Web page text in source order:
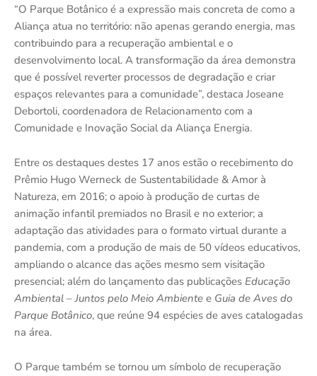
“O Parque Botânico é a expressão mais concreta de como a
Aliança atua no território: não apenas gerando energia, mas
contribuindo para a recuperação ambiental e o
desenvolvimento local. A transformação da área demonstra
que é possível reverter processos de degradação e criar
espaços relevantes para a comunidade”, destaca Joseane
Debortoli, coordenadora de Relacionamento com a
Comunidade e Inovação Social da Aliança Energia.
Entre os destaques destes 17 anos estão o recebimento do
Prêmio Hugo Werneck de Sustentabilidade & Amor à
Natureza, em 2016; o apoio à produção de curtas de
animação infantil premiados no Brasil e no exterior; a
adaptação das atividades para o formato virtual durante a
pandemia, com a produção de mais de 50 vídeos educativos,
ampliando o alcance das ações mesmo sem visitação
presencial; além do lançamento das publicações Educação
Ambiental – Juntos pelo Meio Ambiente e Guia de Aves do
Parque Botânico, que reúne 94 espécies de aves catalogadas
na área.
O Parque também se tornou um símbolo de recuperação